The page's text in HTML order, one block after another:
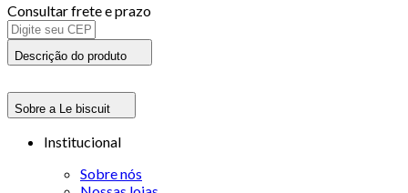
Consultar frete e prazo
Descrição do produto
Sobre a Le biscuit
Institucional
Sobre nós